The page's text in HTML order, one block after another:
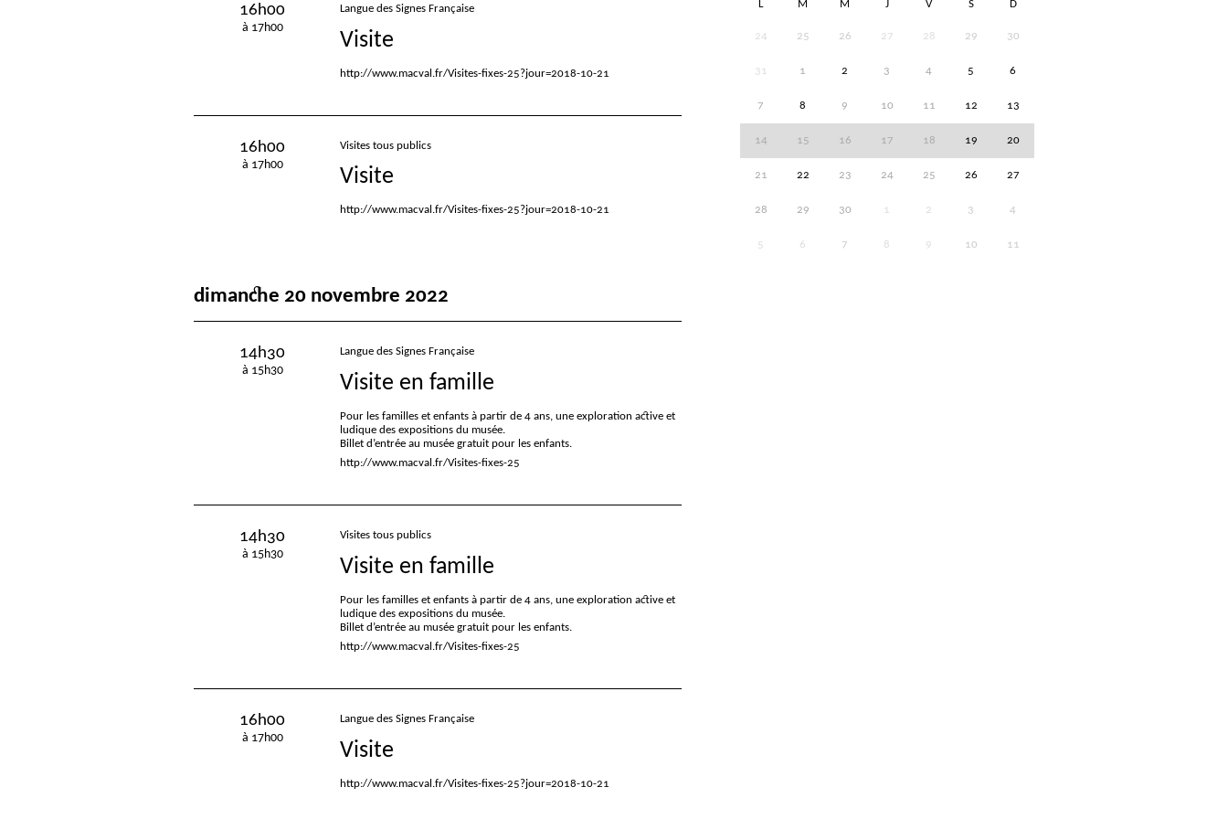
16h00
à 17h00
Langue des Signes Française
Visite
http://www.macval.fr/Visites-fixes-25?jour=2018-10-21
16h00
à 17h00
Visites tous publics
Visite
http://www.macval.fr/Visites-fixes-25?jour=2018-10-21
dimanche 20 novembre 2022
14h30
à 15h30
Langue des Signes Française
Visite en famille
Pour les familles et enfants à partir de 4 ans, une exploration active et
ludique des expositions du musée.
Billet d’entrée au musée gratuit pour les enfants.
http://www.macval.fr/Visites-fixes-25
14h30
à 15h30
Visites tous publics
Visite en famille
Pour les familles et enfants à partir de 4 ans, une exploration active et
ludique des expositions du musée.
Billet d’entrée au musée gratuit pour les enfants.
http://www.macval.fr/Visites-fixes-25
16h00
à 17h00
Langue des Signes Française
Visite
http://www.macval.fr/Visites-fixes-25?jour=2018-10-21
L M M J V S D
24 25 26 27 28 29 30
31 1 2 3 4 5 6
7 8 9 10 11 12 13
14 15 16 17 18 19 20
21 22 23 24 25 26 27
28 29 30 1 2 3 4
5 6 7 8 9 10 11